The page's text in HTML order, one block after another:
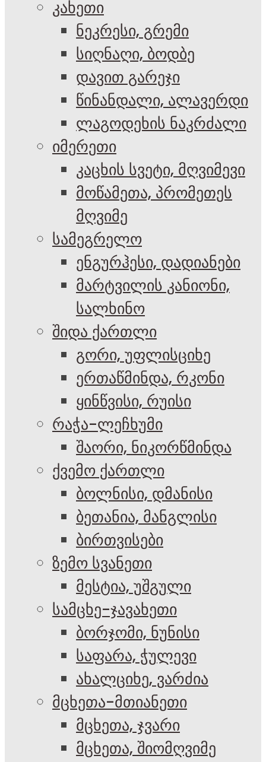
კახეთი
ნეკრესი, გრემი
სიღნაღი, ბოდბე
დავით გარეჯი
წინანდალი, ალავერდი
ლაგოდეხის ნაკრძალი
იმერეთი
კაცხის სვეტი, მღვიმევი
მოწამეთა, პრომეთეს
მღვიმე
სამეგრელო
ენგურჰესი, დადიანები
მარტვილის კანიონი,
სალხინო
შიდა ქართლი
გორი, უფლისციხე
ერთაწმინდა, რკონი
ყინწვისი, რუისი
რაჭა-ლეჩხუმი
შაორი, ნიკორწმინდა
ქვემო ქართლი
ბოლნისი, დმანისი
ბეთანია, მანგლისი
ბირთვისები
ზემო სვანეთი
მესტია, უშგული
სამცხე-ჯავახეთი
ბორჯომი, ნუნისი
საფარა, ჭულევი
ახალციხე, ვარძია
მცხეთა-მთიანეთი
მცხეთა, ჯვარი
მცხეთა, შიომღვიმე